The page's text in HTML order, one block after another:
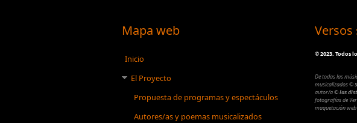
Mapa web
Inicio
El Proyecto
Propuesta de programas y espectáculos
Autores/as y poemas musicalizados
Versos
©2023. Todos
De todas las
musicalizados©
autor/a© las
fotografías de
maquetación web